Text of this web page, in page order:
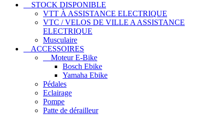
STOCK DISPONIBLE
VTT À ASSISTANCE ELECTRIQUE
VTC / VELOS DE VILLE A ASSISTANCE
ELECTRIQUE
Musculaire
ACCESSOIRES
Moteur E-Bike
Bosch Ebike
Yamaha Ebike
Pédales
Eclairage
Pompe
Patte de dérailleur